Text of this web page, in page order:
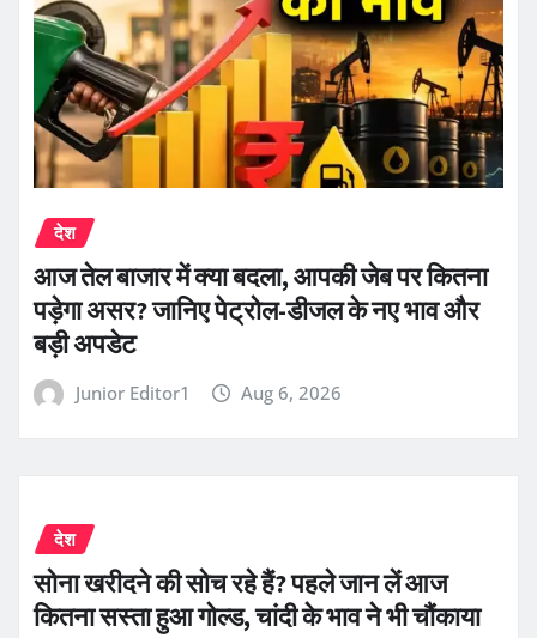
देश
आज तेल बाजार में क्या बदला, आपकी जेब पर कितना
पड़ेगा असर? जानिए पेट्रोल-डीजल के नए भाव और
बड़ी अपडेट
Junior Editor1 Aug 6, 2026
देश
सोना खरीदने की सोच रहे हैं? पहले जान लें आज
कितना सस्ता हुआ गोल्ड, चांदी के भाव ने भी चौंकाया